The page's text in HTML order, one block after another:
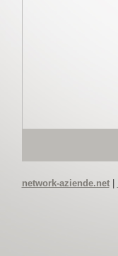
network-aziende.net|